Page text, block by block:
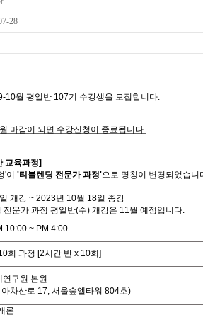
28
-10월 평일반 107기 수강생을 모집합니다.
마감이 되면 수강신청이 종료됩니다.
교육과정]
이 '티블렌딩 전문가 과정'으로 명칭이 변경되었습니
개강~ 2023년 10월 18일 종강
전문가 과정 평일반(수) 개강은 11월 예정입니다.
10:00 ~ PM 4:00
회 과정 [2시간 반x 10회 ]
구원 본원
차산로 17, 서울숲엘타워 804호)
론